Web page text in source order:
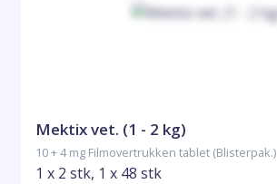
Mektix vet. (1 - 2 kg)
10 + 4 mg Filmovertrukken tablet (Blisterpak.)
1 x 2 stk, 1 x 48 stk